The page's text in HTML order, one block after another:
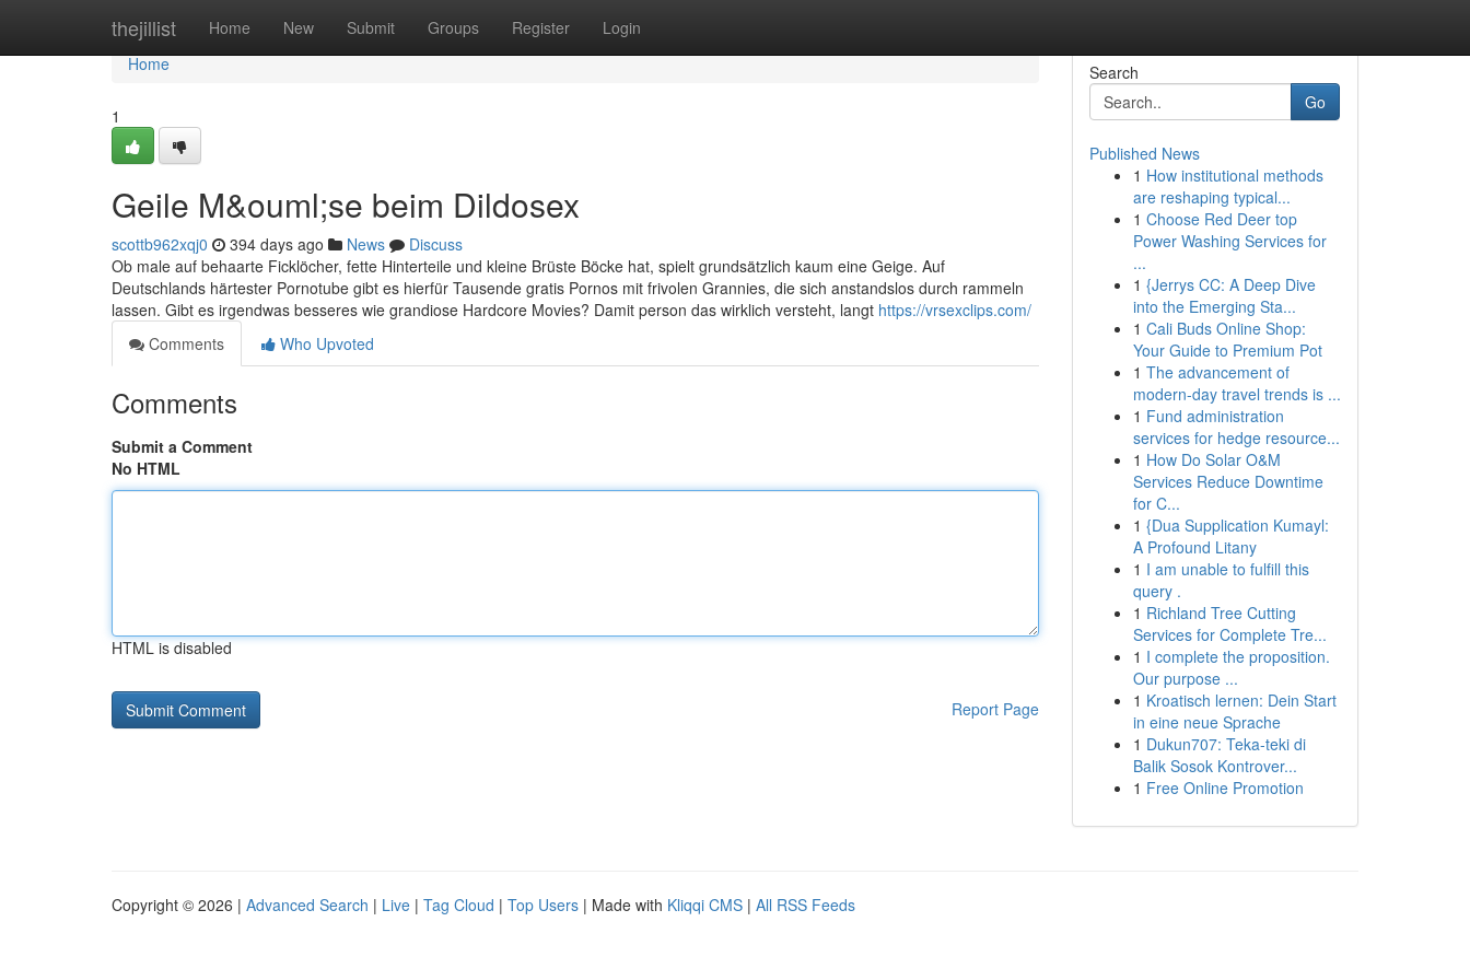
thejillist Home New Submit Groups Register Login
Home
Home
1
Geile M&ouml;se beim Dildosex
scottb962xqj0 394 days ago News
Discuss
Ob male auf behaarte Ficklöcher, fette Hinterteile und kleine Brüste Böcke hat, spielt grundsätzlich kaum eine Geige. Auf
Deutschlands härtester Pornotube gibt es hierfür Tausende gratis Pornos mit frivolen Grannies, die sich anstandslos durch rammeln
lassen. Gibt es irgendwas besseres wie grandiose Hardcore Movies? Damit person das wirklich versteht, langt https://vrsexclips.com/
Comments
Who Upvoted
Comments
Submit a Comment
No HTML
HTML is disabled
Report Page
Search
Go
Published News
1 How institutional methods
are reshaping typical...
1 Choose Red Deer top
Power Washing Services for
...
1 {Jerrys CC: A Deep Dive
into the Emerging Sta...
1 Cali Buds Online Shop:
Your Guide to Premium Pot
1 The advancement of
modern-day travel trends is ...
1 Fund administration
services for hedge resource...
1 How Do Solar O&M
Services Reduce Downtime
for C...
1 {Dua Supplication Kumayl:
A Profound Litany
1 I am unable to fulfill this
query .
1 Richland Tree Cutting
Services for Complete Tre...
1 I complete the proposition.
Our purpose ...
1 Kroatisch lernen: Dein Start
in eine neue Sprache
1 Dukun707: Teka-teki di
Balik Sosok Kontrover...
1 Free Online Promotion
Copyright © 2026 | Advanced Search | Live | Tag Cloud | Top Users | Made with Kliqqi CMS | All RSS Feeds